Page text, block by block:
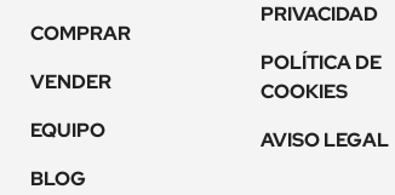
COMPRAR
VENDER
EQUIPO
BLOG
PRIVACIDAD
POLÍTICA DE
COOKIES
AVISO LEGAL